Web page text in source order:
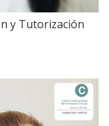
y Tutorización